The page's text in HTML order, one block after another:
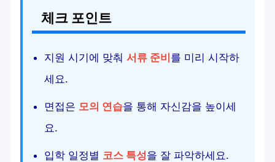
체크 포인트
지원 시기에 맞춰서류 준비를 미리 시작하
세요.
면접은 모의 연습을 통해 자신감을 높이세
요.
입학 일정별 코스 특성을 잘 파악하세요.